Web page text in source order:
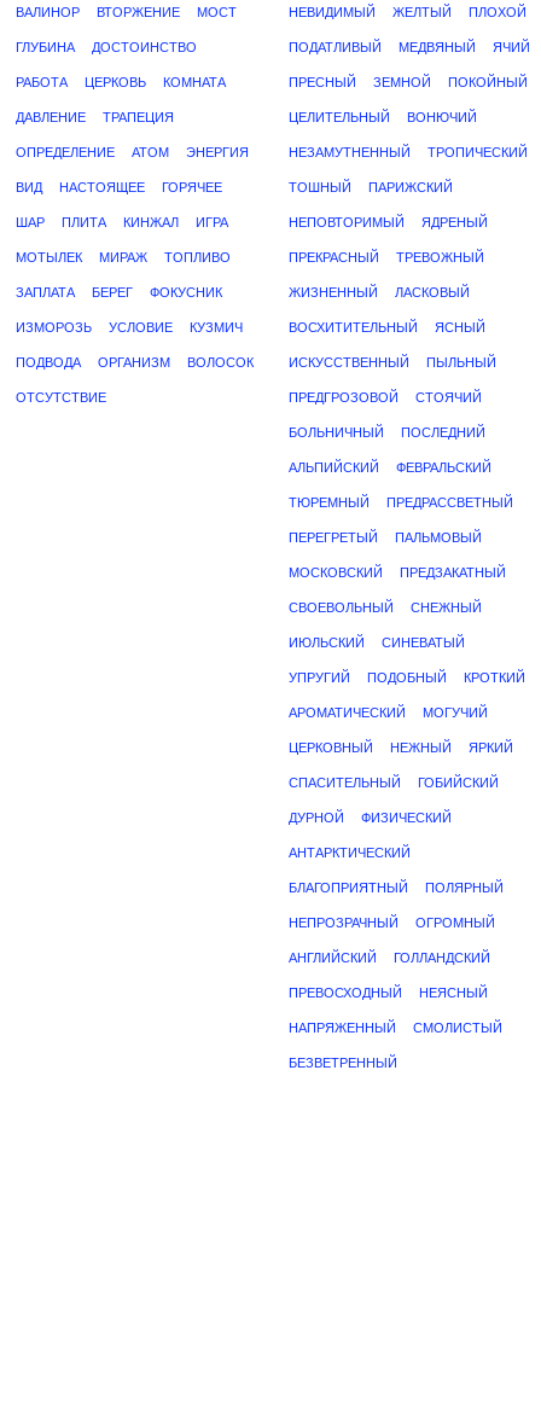
ВАЛИНОР ВТОРЖЕНИЕ МОСТ
ГЛУБИНА ДОСТОИНСТВО
РАБОТА ЦЕРКОВЬ КОМНАТА
ДАВЛЕНИЕ ТРАПЕЦИЯ
ОПРЕДЕЛЕНИЕ АТОМ ЭНЕРГИЯ
ВИД НАСТОЯЩЕЕ ГОРЯЧЕЕ
ШАР ПЛИТА КИНЖАЛ ИГРА
МОТЫЛЕК МИРАЖ ТОПЛИВО
ЗАПЛАТА БЕРЕГ ФОКУСНИК
ИЗМОРОЗЬ УСЛОВИЕ КУЗМИЧ
ПОДВОДА ОРГАНИЗМ ВОЛОСОК
ОТСУТСТВИЕ
НЕВИДИМЫЙ ЖЕЛТЫЙ ПЛОХОЙ
ПОДАТЛИВЫЙ МЕДВЯНЫЙ ЯЧИЙ
ПРЕСНЫЙ ЗЕМНОЙ ПОКОЙНЫЙ
ЦЕЛИТЕЛЬНЫЙ ВОНЮЧИЙ
НЕЗАМУТНЕННЫЙ ТРОПИЧЕСКИЙ
ТОШНЫЙ ПАРИЖСКИЙ
НЕПОВТОРИМЫЙ ЯДРЕНЫЙ
ПРЕКРАСНЫЙ ТРЕВОЖНЫЙ
ЖИЗНЕННЫЙ ЛАСКОВЫЙ
ВОСХИТИТЕЛЬНЫЙ ЯСНЫЙ
ИСКУССТВЕННЫЙ ПЫЛЬНЫЙ
ПРЕДГРОЗОВОЙ СТОЯЧИЙ
БОЛЬНИЧНЫЙ ПОСЛЕДНИЙ
АЛЬПИЙСКИЙ ФЕВРАЛЬСКИЙ
ТЮРЕМНЫЙ ПРЕДРАССВЕТНЫЙ
ПЕРЕГРЕТЫЙ ПАЛЬМОВЫЙ
МОСКОВСКИЙ ПРЕДЗАКАТНЫЙ
СВОЕВОЛЬНЫЙ СНЕЖНЫЙ
ИЮЛЬСКИЙ СИНЕВАТЫЙ
УПРУГИЙ ПОДОБНЫЙ КРОТКИЙ
АРОМАТИЧЕСКИЙ МОГУЧИЙ
ЦЕРКОВНЫЙ НЕЖНЫЙ ЯРКИЙ
СПАСИТЕЛЬНЫЙ ГОБИЙСКИЙ
ДУРНОЙ ФИЗИЧЕСКИЙ
АНТАРКТИЧЕСКИЙ
БЛАГОПРИЯТНЫЙ ПОЛЯРНЫЙ
НЕПРОЗРАЧНЫЙ ОГРОМНЫЙ
АНГЛИЙСКИЙ ГОЛЛАНДСКИЙ
ПРЕВОСХОДНЫЙ НЕЯСНЫЙ
НАПРЯЖЕННЫЙ СМОЛИСТЫЙ
БЕЗВЕТРЕННЫЙ